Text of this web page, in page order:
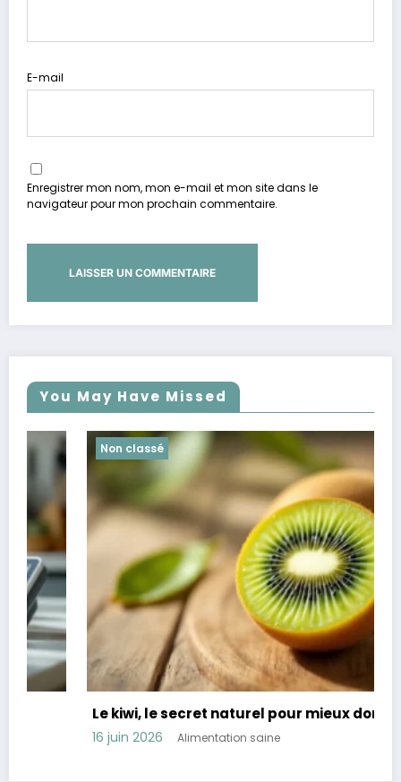
E-mail
Enregistrer mon nom, mon e-mail et mon site dans le
navigateur pour mon prochain commentaire.
You May Have Missed
Non classé
Le kiwi, le secret naturel pour mieux dormir
16 juin 2026 Alimentation saine